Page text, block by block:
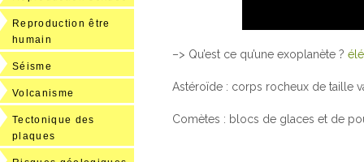
–> Qu’est ce qu’une exoplanète ?
Astéroïde : corps rocheux de taille
Comètes : blocs de glaces et de
Reproduction être
humain
Séisme
Volcanisme
Tectonique des
plaques